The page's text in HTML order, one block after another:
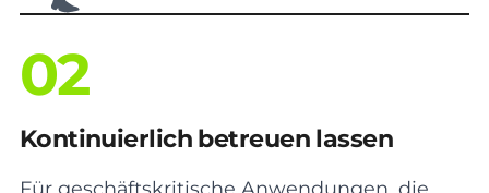
02
Kontinuierlich betreuen lassen